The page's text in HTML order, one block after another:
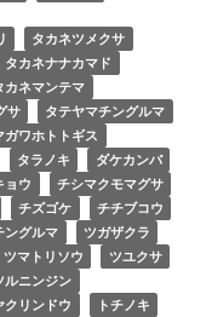
タカネツメクサ
タカネナナカマド
カネマンテマ
サ
タテヤマチングルマ
ガワホトトギス
タラノキ
ダケカンバ
ョウ
チシマクモマグサ
チズゴケ
チチブコウ
ングルマ
ツガザクラ
ツマトリソウ
ツユクサ
ルニンジン
クリンドウ
トチノキ